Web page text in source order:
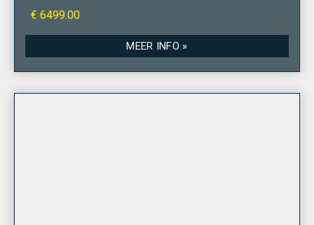
€ 6499.00
MEER INFO »